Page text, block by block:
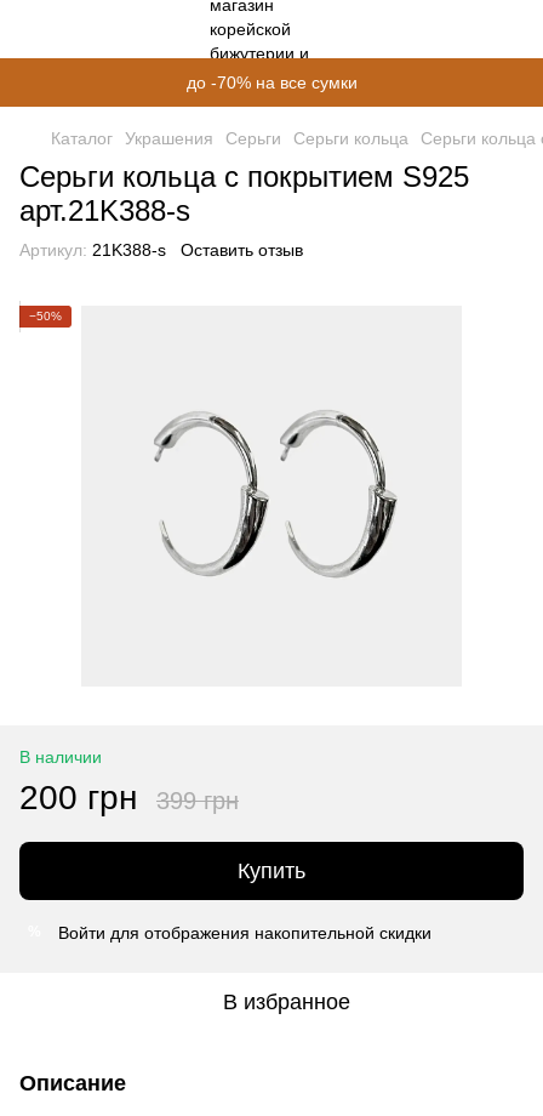
до -70% на все сумки
Каталог Украшения Серьги Серьги кольца Серьги
Серьги кольца с покрытием S925
арт.21K388-s
Артикул: 21K388-s Оставить отзыв
−50%
В наличии
200 грн 399 грн
Купить
Войти для отображения накопительной скидки
В избранное
Описание